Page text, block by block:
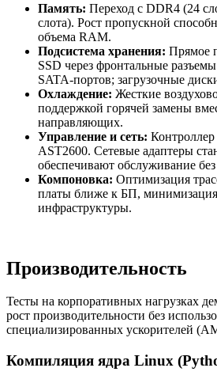
Память: Переход с DDR4 (24
слота). Рост пропускной
объема RAM.
Подсистема хранения: Прямое
SSD через фронтальные
SATA-портов; загрузочные
Охлаждение: Жесткие
поддержкой горячей замены
направляющих.
Управление и сеть:
AST2600. Сетевые адаптеры
обеспечивают обслуживание
Компоновка: Оптимизация
платы ближе к БП,
инфраструктуры.
Производительность
Тесты на корпоративных нагрузках
рост производительности без
специализированных ускорителей
Компиляция ядра Linux